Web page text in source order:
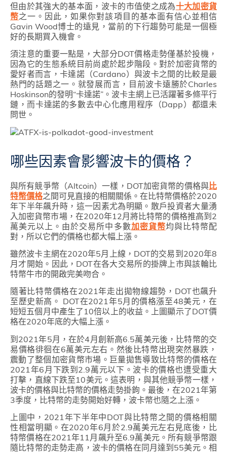
但由於其強大的基本面，波卡的市值使之成為十大加密貨
幣之一。因此，如果你對該項目的基本面有信心並相信
Gavin Wood博士的遠見，當前的下行趨勢可能是一個極
好的長期買入機會。
須注意的重要一點是，大部分DOT價格走勢僅基於投機，
因為它的生態系統目前尚處於起步階段。對於加密貨幣的
愛好者而言，卡達諾（Cardano）與波卡之間的比較是最
熱門的話題之一。就發展而言，目前波卡遠勝於Charles
Hoskinson的發明“卡達諾”。波卡主網上已活躍著多條平行
鏈，而卡達諾的多數去中心化應用程序（Dapp）都還未
問世。
哪些因素會影響波卡的價格？
與所有競爭幣（Altcoin）一樣，DOT加密貨幣的價格與 比
特幣價格之間可見直接的相關關係。在比特幣價格於2020
年下半年飆升時，這一因素尤為明顯。散戶投資者大量湧
入加密貨幣市場，在2020年12月將比特幣的價格推高到2
萬美元以上。由於交易所中多數加密貨幣均與比特幣配
對，所以它們的價格也都大幅上漲。
雖然波卡主網在2020年5月上線，DOT的交易到2020年8
月才開始。因此，DOT在各大交易所的掛牌上市與該輪比
特幣牛市的開啟完美吻合。
隨著比特幣價格在2021年走出拋物線趨勢，DOT也飆升
至歷史新高。 DOT在2021年5月的價格漲至48美元，在
短短五個月中產生了10倍以上的收益。上圖顯示了DOT價
格在2020年底的大幅上漲。
到2021年5月，在於4月創新高6.5萬美元後，比特幣的交
易價格徘徊在6萬美元左右。然後比特幣出現突然暴跌，
震動了整個加密貨幣市場。巨量拋售導致比特幣的價格在
2021年6月下跌到2.9萬元以下。波卡的價格也遭受重大
打擊，直線下跌至10美元。這表明，與其他競爭幣一樣，
波卡的價格與比特幣的價格走勢掛鉤。最後，在2021年第
3季度，比特幣的走勢開始好轉，波卡幣也隨之上漲。
上圖中，2021年下半年中DOT與比特幣之間的價格相關
性相當明顯。在2020年6月於2.9萬美元左右見底後，比
特幣價格在2021年11月飆升至6.9萬美元。所有競爭幣跟
隨比特幣的走勢走高，波卡的價格在同月達到55美元。相